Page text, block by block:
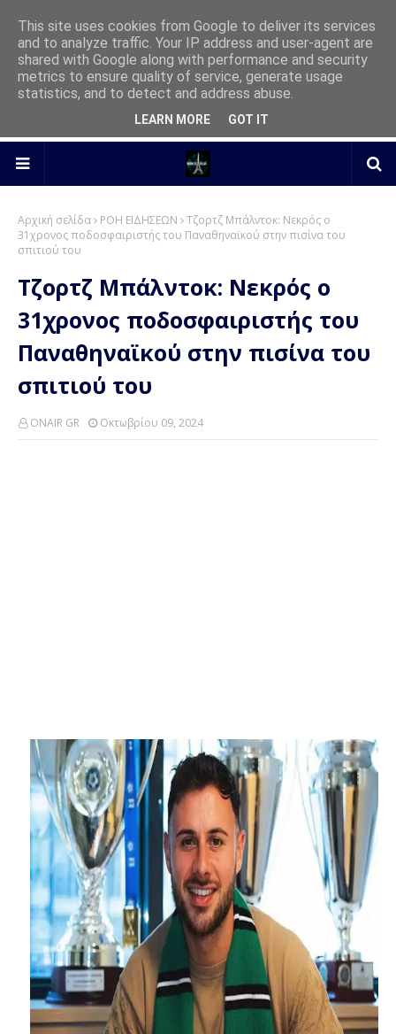
Αρχική σελίδα ΡΟΗ ΕΙΔΗΣΕΩΝ
Τζορτζ Μπάλντοκ: Νεκρός ο
31χρονος ποδοσφαιριστής του Παναθηναϊκού στην πισίνα του
σπιτιού του
Τζορτζ Μπάλντοκ: Νεκρός ο
31χρονος ποδοσφαιριστής του
Παναθηναϊκού στην πισίνα του
σπιτιού του
ONAIR GR Οκτωβρίου 09, 2024
This site uses cookies from Google to deliver its services
and to analyze traffic. Your IP address and user-agent are
shared with Google along with performance and security
metrics to ensure quality of service, generate usage
statistics, and to detect and address abuse.
LEARN MORE GOT IT